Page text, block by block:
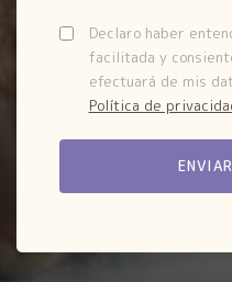
Declaro haber
facilitada y
efectuará de mis
Política de